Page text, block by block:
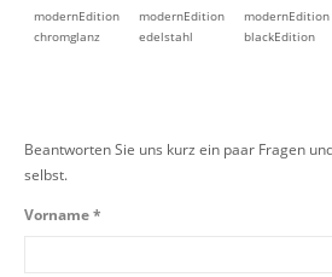
modernEdition
chromglanz
modernEdition
edelstahl
modernEdition
blackEdition
Beantworten Sie uns kurz ein paar Fragen
selbst.
Vorname *